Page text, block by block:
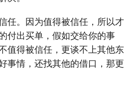
任。因为值得被信任，所以才
付出买单，假如交给你的事
值得被信任，更谈不上其他东
事情，还找其他的借口，那更